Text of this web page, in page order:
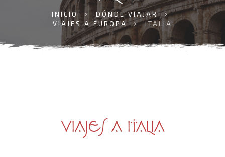
INICIO
DÓNDE VIAJAR
VIAJES A EUROPA
ITALIA
VIAJES A ITALIA